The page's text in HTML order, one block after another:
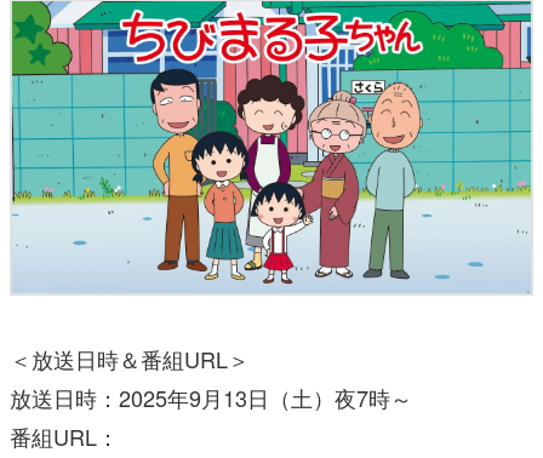
＜放送日時＆番組URL＞
放送日時：2025年9月13日（土）夜7時～
番組URL：